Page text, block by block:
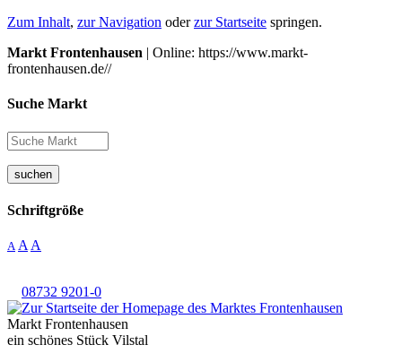
Zum Inhalt, zur Navigation oderzur Startseite springen.
Markt Frontenhausen | Online: https://www.markt-
frontenhausen.de//
Suche Markt
suchen
Schriftgröße
A A A
08732 9201-0
Markt Frontenhausen
ein schönes Stück Vilstal